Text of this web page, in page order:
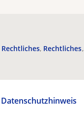
Rechtliches Rechtliches
Datenschutzhinweis